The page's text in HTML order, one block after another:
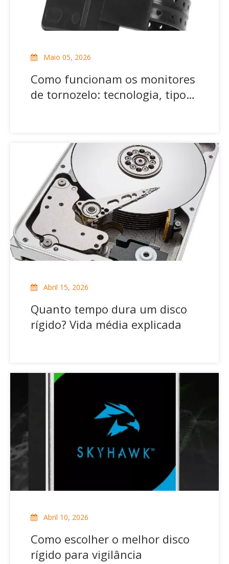
Maio 05, 2026
Como funcionam os monitores
de tornozelo: tecnologia, tipos
Abril 15, 2026
Quanto tempo dura um disco
rígido? Vida média explicada
Abril 10, 2026
Como escolher o melhor disco
rígido para vigilância